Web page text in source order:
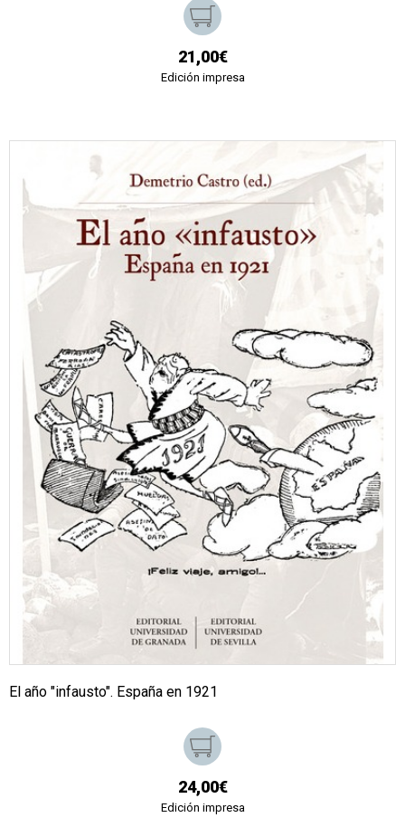
21,00€
Edición impresa
El año "infausto". España en 1921
24,00€
Edición impresa